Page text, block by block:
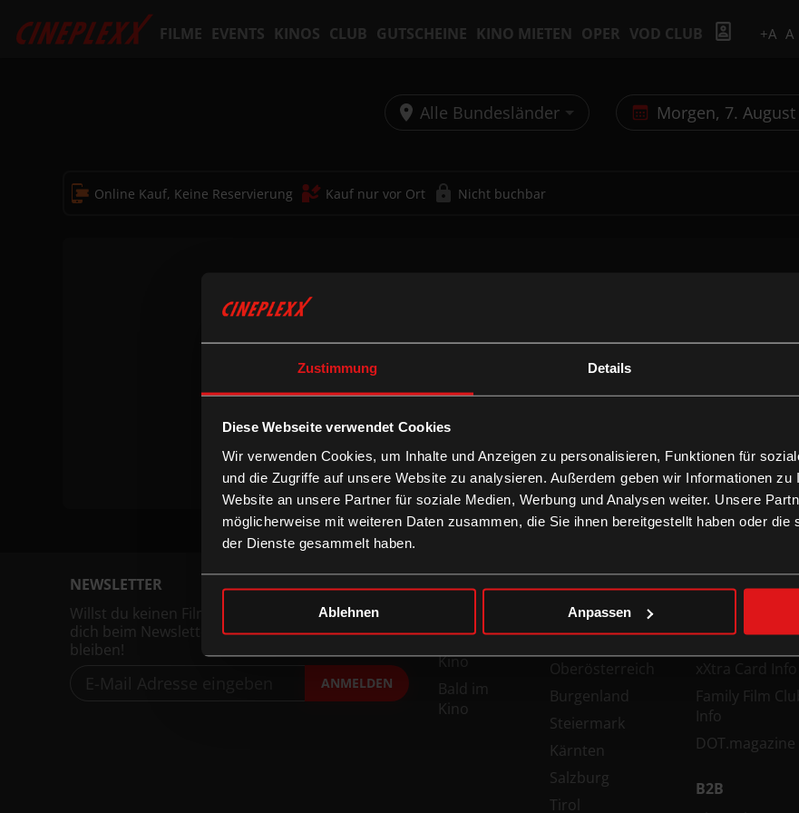
Zustimmung Details
Diese Webseite verwendet Cookies
Wir verwenden Cookies, um Inhalte und Anzeigen zu personalisieren, Funktionen für
und die Zugriffe auf unsere Website zu analysieren. Außerdem geben wir Informationen zu
Website an unsere Partner für soziale Medien, Werbung und Analysen weiter. Unsere
möglicherweise mit weiteren Daten zusammen, die Sie ihnen bereitgestellt haben oder die
der Dienste gesammelt haben.
Ablehnen Anpassen
FILME EVENTS KINOS CLUB GUTSCHEINE KINO MIETEN OPER VOD CLUB +A A
Alle Bundesländer Morgen, 7. August
Online Kauf, Keine Reservierung Kauf nur vor Ort Nicht buchbar
NEWSLETTER
Willst du keinen Film verpassen, registriere
dich beim Newsletter um am Laufenden zu
bleiben!
ANMELDEN
FILME
Jetzt im
Kino
Bald im
Kino
KINOS
Wien
Niederösterreich
Oberösterreich
Burgenland
Steiermark
Kärnten
Salzburg
Tirol
Gutschein-Info
xXtra Card Info
Family Film
Info
DOT.magazine
B2B